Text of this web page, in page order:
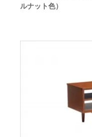
ルナット色）